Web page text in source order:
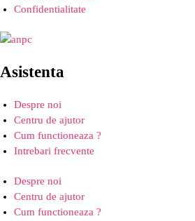
Confidentialitate
Asistenta
Despre noi
Centru de ajutor
Cum functioneaza ?
Intrebari frecvente
Despre noi
Centru de ajutor
Cum functioneaza ?